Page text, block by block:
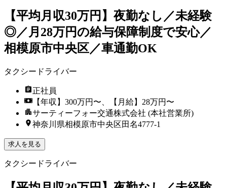
【平均月収30万円】夜勤なし／未経験
◎／月28万円の給与保障制度で安心／
相模原市中央区／車通勤OK
タクシードライバー
正社員
【年収】300万円〜、【月給】28万円〜
サーティーフォー交通株式会社 (本社営業所)
神奈川県相模原市中央区田名4777-1
求人を見る
タクシードライバー